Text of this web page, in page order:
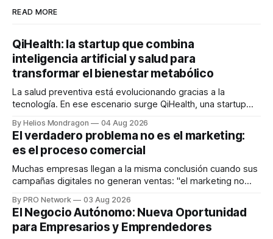
READ MORE
QiHealth: la startup que combina
inteligencia artificial y salud para
transformar el bienestar metabólico
La salud preventiva está evolucionando gracias a la
tecnología. En ese escenario surge QiHealth, una startup
dispositivos inteligentes, inteligencia artificial y monitoreo
en tiempo real para ayudar a las personas a tomar mejores
decisiones sobre su salud metabólica. Su propuesta busca
responder
By Helios Mondragon 04 Aug 2026
El verdadero problema no es el marketing:
es el proceso comercial
Muchas empresas llegan a la misma conclusión cuando sus
campañas digitales no generan ventas: "el marketing no
INTERIUS, el problema suele estar en otro lugar. Durante
una entrevista para el podcast SER PRO, el especialista en
marketing digital explicó que
By PRO Network 03 Aug 2026
El Negocio Autónomo: Nueva Oportunidad
para Empresarios y Emprendedores